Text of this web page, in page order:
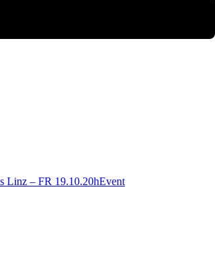
Linz – FR 19.10.20hEvent